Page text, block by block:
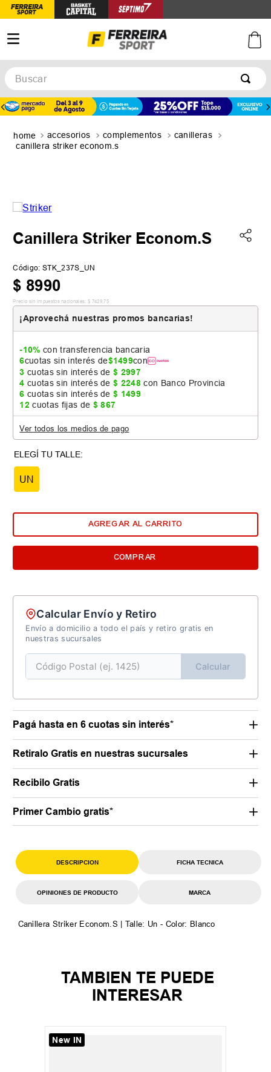
Buscar
TÉRMINOS MÁS BUSCADOS
2.
zapatillas
5. zapatillas adidas
accesorios complementos
canilleras
canillera striker econom.s
Canillera Striker Econom.S
Código: STK_237S_UN
$ 8990
Precio sin impuestos nacionales: $ 7429,75
¡Aprovechá nuestras promos bancarias!
-10% con transferencia bancaria
6cuotas sin interés de$1499con
3 cuotas sin interés de$ 2997
4 cuotas sin interés de$ 2248 con Banco Provincia
6 cuotas sin interés de$ 1499
12 cuotas fijas de $ 867
Ver todos los medios de pago
UN
AGREGAR AL CARRITO
COMPRAR
Calcular Envío y Retiro
Envío a domicilio a todo el país y retiro gratis en
nuestras sucursales
Calcular
Pagá hasta en 6 cuotas sin interés*
Retiralo Gratis en nuestras sucursales
Recibilo Gratis
Primer Cambio gratis*
DESCRIPCION FICHA TECNICA
OPINIONES DE PRODUCTO MARCA
Canillera Striker Econom.S | Talle: Un - Color: Blanco
TAMBIEN TE PUEDE
INTERESAR
New IN